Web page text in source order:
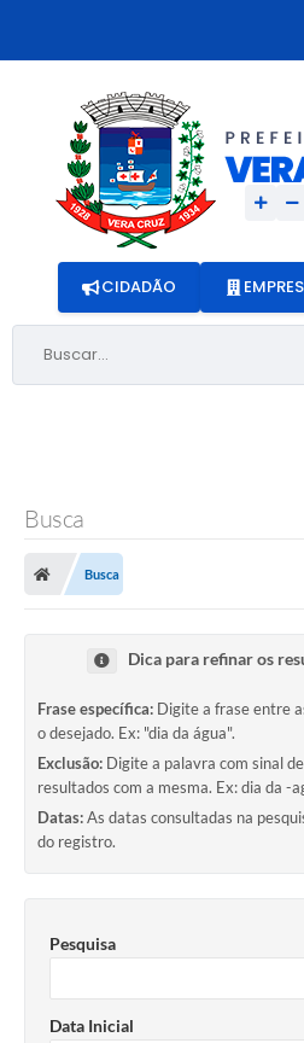
Buscar...
CIDADÃO
Busca
Busca
Dica para refinar os
Frase específica: Digite a frase entre
o desejado. Ex: "dia da água".
Exclusão: Digite a palavra com sinal
resultados com a mesma. Ex: dia da -
Datas:As datas consultadas na
do registro.
Pesquisa
Data Inicial